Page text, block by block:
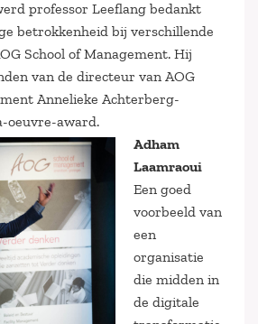
professor Leeflang bedankt
betrokkenheid bij verschillende
School of Management. Hij
van de directeur van AOG
Annelieke Achterberg-
oeuvre-award.
Adham
Laamraoui
Een goed
voorbeeld van
een
organisatie
die midden in
de digitale